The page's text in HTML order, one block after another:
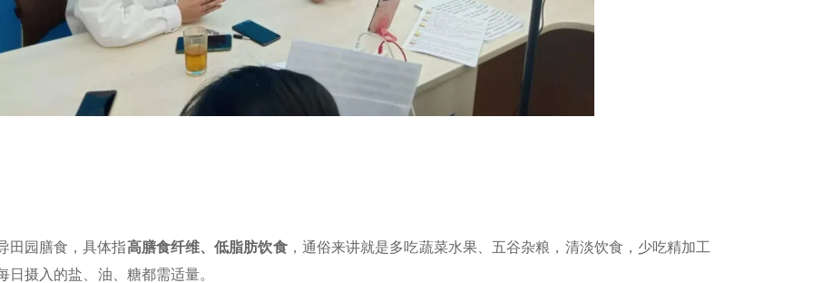
田园膳食，具体指高膳食纤维、低脂肪饮食，通俗来讲就是多吃蔬菜水果、五谷杂粮，清淡饮食，少吃精加工
日摄入的盐、油、糖都需适量。